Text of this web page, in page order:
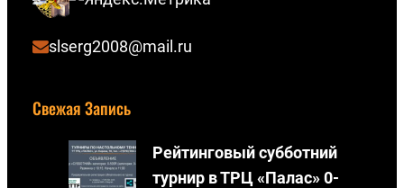
т
slserg2008@mail.ru
Свежая Запись
Рейтинговый субботний
турнир в ТРЦ «Палас» 0-